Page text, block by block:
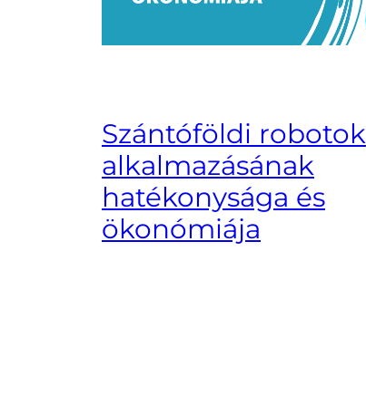
Szántóföldi robotok
alkalmazásának
hatékonysága és
ökonómiája